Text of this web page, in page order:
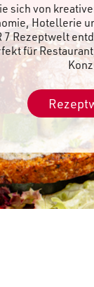
sich von
Hotellerie
7 Rezeptwelt
für